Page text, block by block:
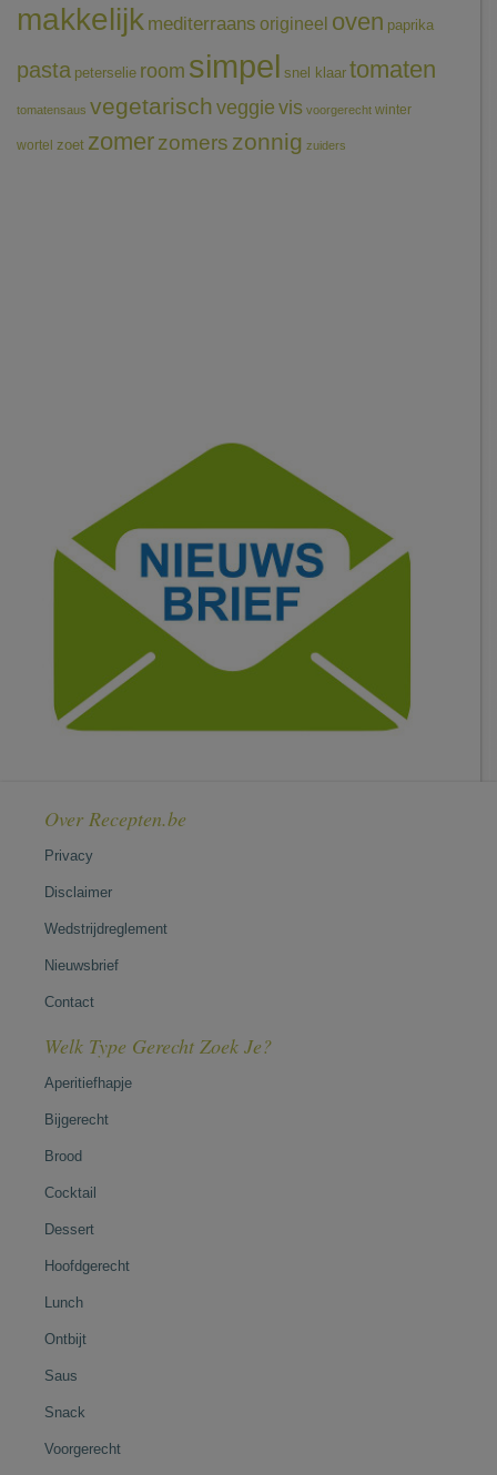
makkelijk mediterraans origineel oven paprika
pasta peterselie room simpel snel klaar tomaten
tomatensaus vegetarischveggie vis voorgerecht winter
wortel zoet zomerzomers zonnig zuiders
Over Recepten.be
Privacy
Disclaimer
Wedstrijdreglement
Nieuwsbrief
Contact
Welk Type Gerecht Zoek Je?
Aperitiefhapje
Bijgerecht
Brood
Cocktail
Dessert
Hoofdgerecht
Lunch
Ontbijt
Saus
Snack
Voorgerecht